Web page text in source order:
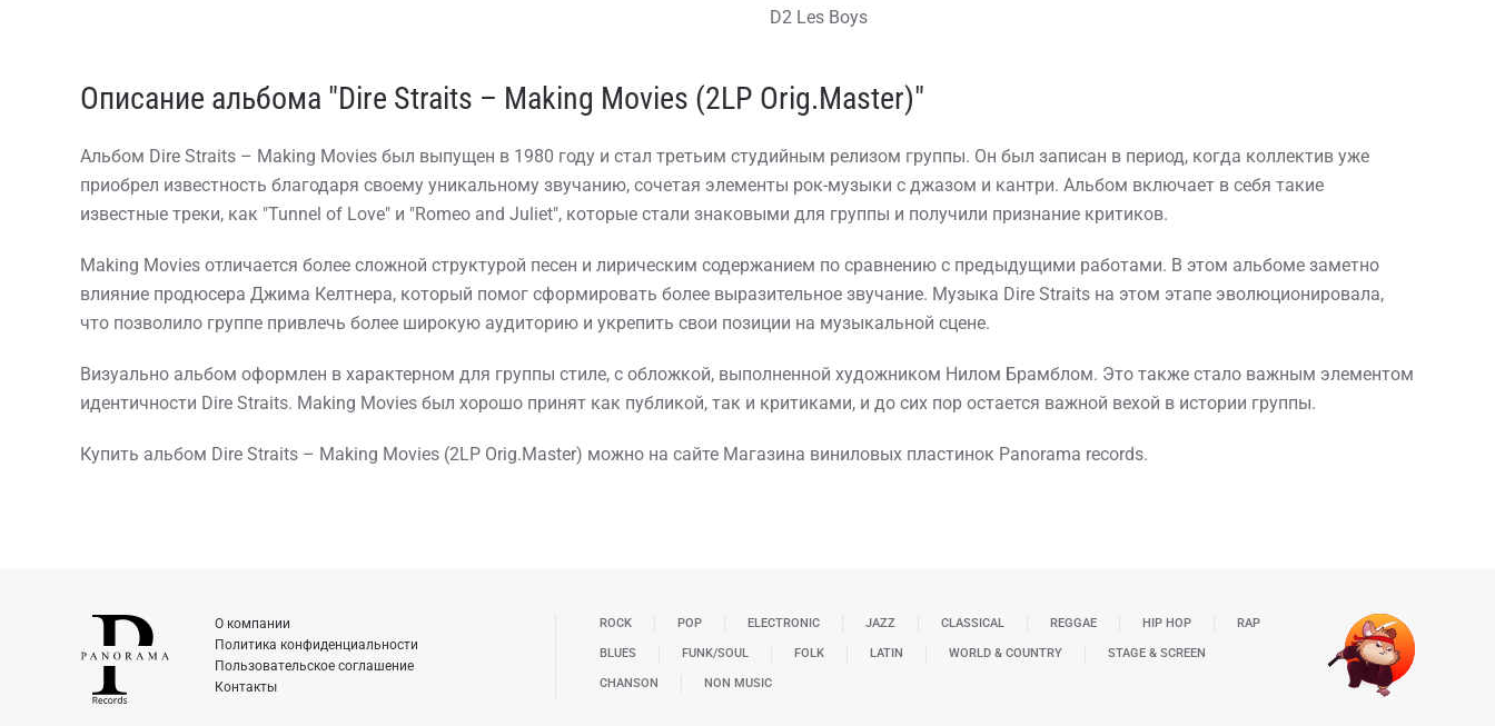
D2 Les Boys
Описание альбома "Dire Straits – Making Movies (2LP Orig.Master)"
Альбом Dire Straits – Making Movies был выпущен в 1980 году и стал третьим студийным релизом группы. Он был записан в период, когда коллектив уже
приобрел известность благодаря своему уникальному звучанию, сочетая элементы рок-музыки с джазом и кантри. Альбом включает в себя такие
известные треки, как "Tunnel of Love" и "Romeo and Juliet", которые стали знаковыми для группы и получили признание критиков.
Making Movies отличается более сложной структурой песен и лирическим содержанием по сравнению с предыдущими работами. В этом альбоме заметно
влияние продюсера Джима Келтнера, который помог сформировать более выразительное звучание. Музыка Dire Straits на этом этапе эволюционировала,
что позволило группе привлечь более широкую аудиторию и укрепить свои позиции на музыкальной сцене.
Визуально альбом оформлен в характерном для группы стиле, с обложкой, выполненной художником Нилом Брамблом. Это также стало важным элементом
идентичности Dire Straits. Making Movies был хорошо принят как публикой, так и критиками, и до сих пор остается важной вехой в истории группы.
Купить альбом Dire Straits – Making Movies (2LP Orig.Master) можно на сайте Магазина виниловых пластинок Panorama records.
О компании
Политика конфиденциальности
Пользовательское соглашение
Контакты
ROCK POP ELECTRONIC JAZZ CLASSICAL REGGAE HIP HOP RAP
BLUES FUNK/SOUL FOLK LATIN WORLD & COUNTRY STAGE & SCREEN
CHANSON NON MUSIC